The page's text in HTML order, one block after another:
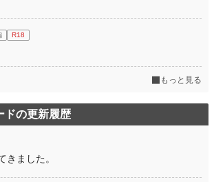
R18
もっと見る
ドの更新履歴
きました。